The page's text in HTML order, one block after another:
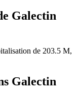
Galectin
de 203.5 M,
Galectin